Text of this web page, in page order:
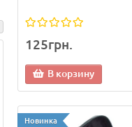
Новинка
125грн.
В корзину
Новинка